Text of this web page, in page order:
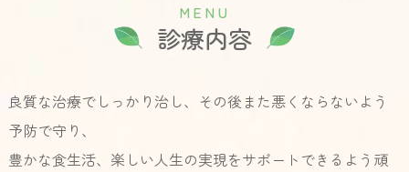
M E N U
診療内容
良質な治療でしっかり治し、その後また悪くならないよう
予防で守り、
豊かな食生活、楽しい人生の実現をサポートできるよう頑